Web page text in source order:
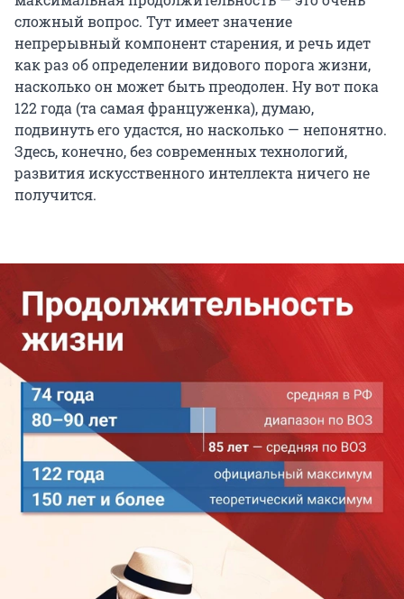
сложный вопрос. Тут имеет значение
непрерывный компонент старения, и речь идет
как раз об определении видового порога жизни,
насколько он может быть преодолен. Ну вот пока
122 года (та самая француженка), думаю,
подвинуть его удастся, но насколько — непонятно.
Здесь, конечно, без современных технологий,
развития искусственного интеллекта ничего не
получится.